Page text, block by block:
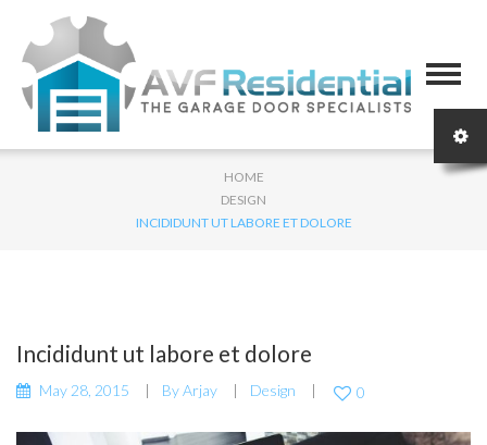
HOME
DESIGN
INCIDIDUNT UT LABORE ET DOLORE
Incididunt ut labore et dolore
May 28, 2015 ByArjay Design 0